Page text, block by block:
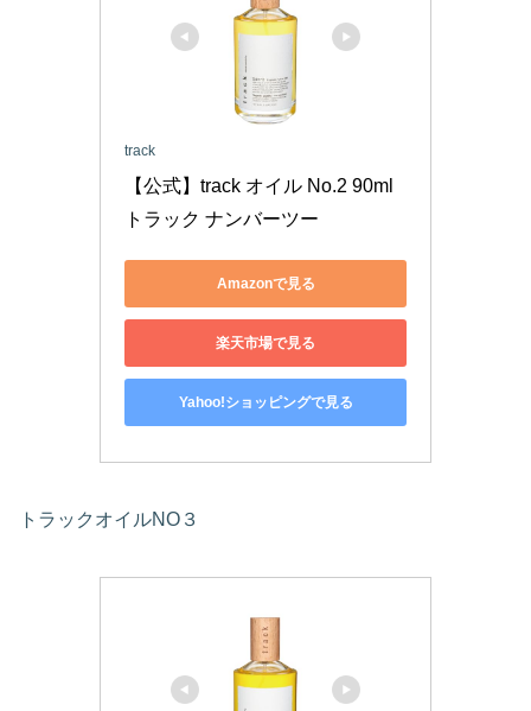
track
【公式】track オイル No.2 90ml
トラック ナンバーツー
Amazonで見る
楽天市場で見る
Yahoo!ショッピングで見る
トラックオイルNO３